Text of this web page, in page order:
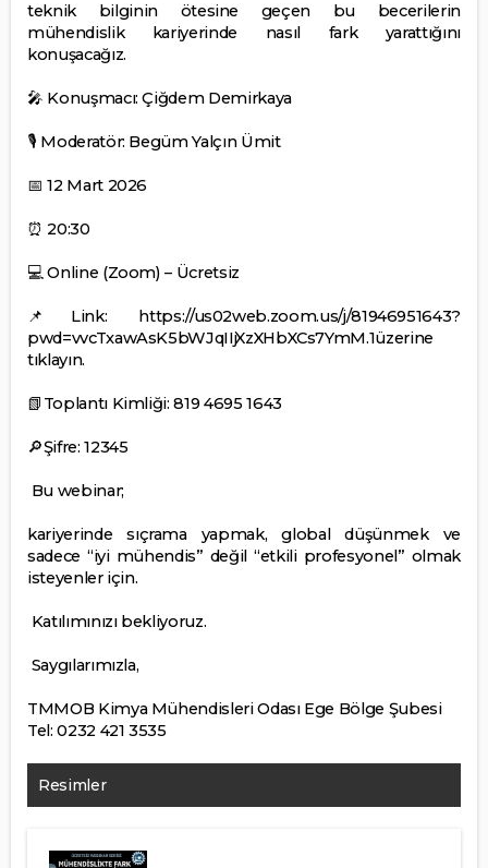
teknik bilginin ötesine geçen bu becerilerin
mühendislik kariyerinde nasıl fark yarattığını
konuşacağız.
🎤 Konuşmacı: Çiğdem Demirkaya
🎙 Moderatör: Begüm Yalçın Ümit
📅 12 Mart 2026
⏰ 20:30
💻Online (Zoom) – Ücretsiz
📌 Link: https://us02web.zoom.us/j/81946951643?
pwd=vvcTxawAsK5bWJqIIjXzXHbXCs7YmM.1üzerine
tıklayın.
📗 Toplantı Kimliği: 819 4695 1643
🔎Şifre: 12345
Bu webinar;
kariyerinde sıçrama yapmak, global düşünmek ve
sadece “iyi mühendis” değil “etkili profesyonel” olmak
isteyenler için.
Katılımınızı bekliyoruz.
Saygılarımızla,
TMMOB Kimya Mühendisleri Odası Ege Bölge Şubesi
Tel: 0232 421 3535
Resimler